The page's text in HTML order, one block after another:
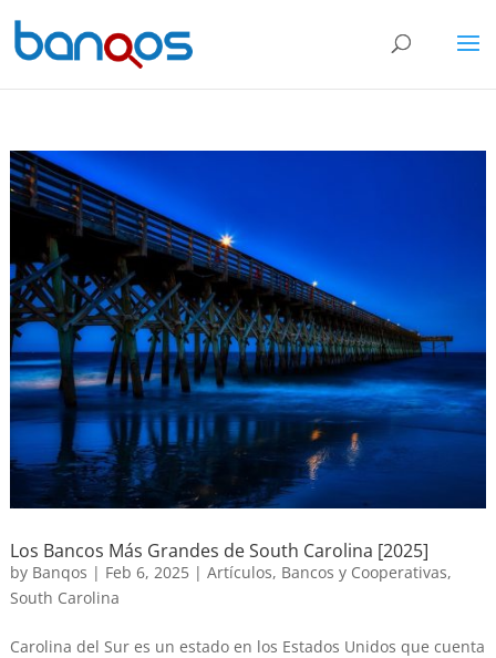
Los Bancos Más Grandes de South Carolina [2025]
by Banqos | Feb 6, 2025| Artículos, Bancos y Cooperativas,
South Carolina
Carolina del Sur es un estado en los Estados Unidos que cuenta